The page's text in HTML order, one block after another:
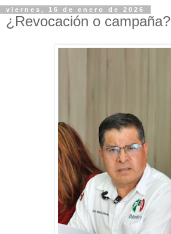
viernes, 16 de enero de 2026
¿Revocación o campaña?